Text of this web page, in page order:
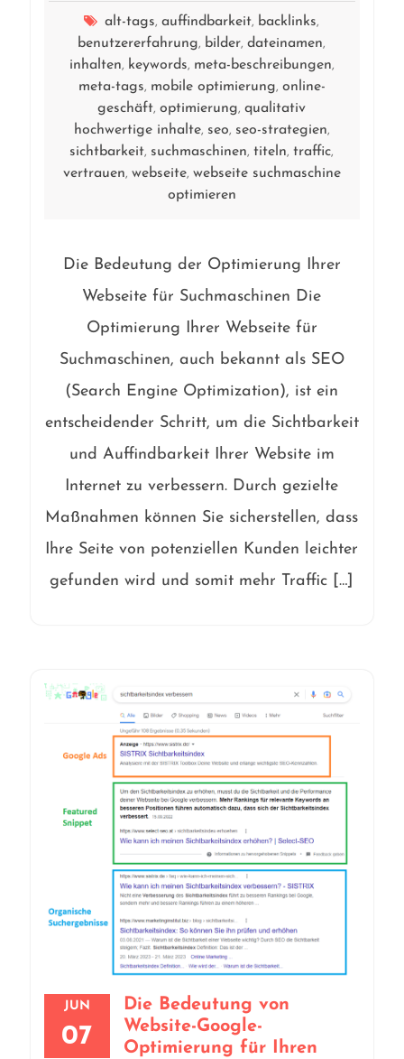
alt-tags,auffindbarkeit, backlinks,
benutzererfahrung, bilder,dateinamen,
inhalten, keywords, meta-beschreibungen,
meta-tags, mobile optimierung, online-
geschäft,optimierung,qualitativ
hochwertige inhalte, seo, seo-strategien,
sichtbarkeit, suchmaschinen,titeln,traffic,
vertrauen, webseite, webseite suchmaschine
optimieren
Die Bedeutung der Optimierung Ihrer
Webseite für Suchmaschinen Die
Optimierung Ihrer Webseite für
Suchmaschinen, auch bekannt als SEO
(Search Engine Optimization), ist ein
entscheidender Schritt, um die Sichtbarkeit
und Auffindbarkeit Ihrer Website im
Internet zu verbessern. Durch gezielte
Maßnahmen können Sie sicherstellen, dass
Ihre Seite von potenziellen Kunden leichter
gefunden wird und somit mehr Traffic […]
JUN
07
Die Bedeutung von
Website-Google-
Optimierung für Ihren